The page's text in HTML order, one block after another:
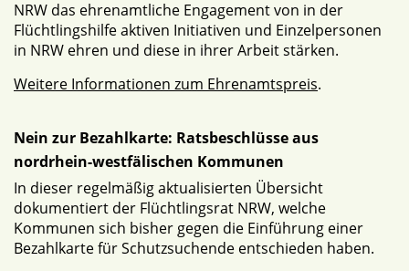
NRW das ehrenamtliche Engagement von in der
Flüchtlingshilfe aktiven Initiativen und Einzelpersonen
in NRW ehren und diese in ihrer Arbeit stärken.
Weitere Informationen zum Ehrenamtspreis.
Nein zur Bezahlkarte: Ratsbeschlüsse aus
nordrhein-westfälischen Kommunen
In dieser regelmäßig aktualisierten Übersicht
dokumentiert der Flüchtlingsrat NRW, welche
Kommunen sich bisher gegen die Einführung einer
Bezahlkarte für Schutzsuchende entschieden haben.